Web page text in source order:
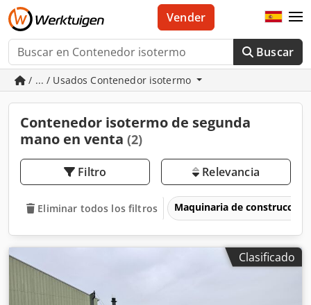
Buscar
Vender
/ ... / Usados Contenedor isotermo
Contenedor isotermo de segunda
mano en venta (2)
Filtro Relevancia
Eliminar todos los filtros Maquinaria de construcción
Clasificado